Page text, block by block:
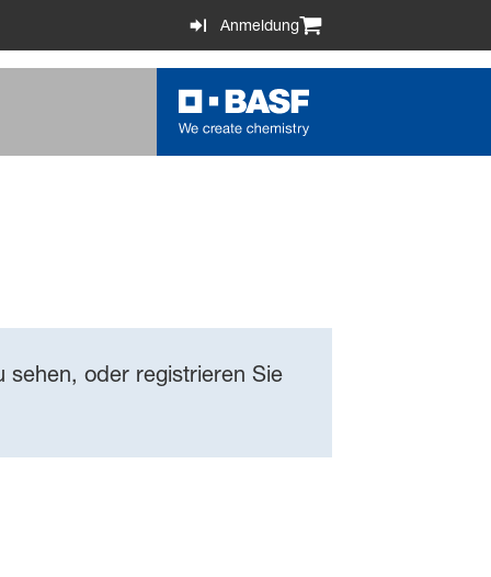
Anmeldung
sehen, oder registrieren Sie